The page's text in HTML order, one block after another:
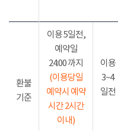
환불
기준
이용 5일전,
예약일
24:00 까지
(이용당일
예약시 예약
시간 2시간
이내)
이용
3~4
일전